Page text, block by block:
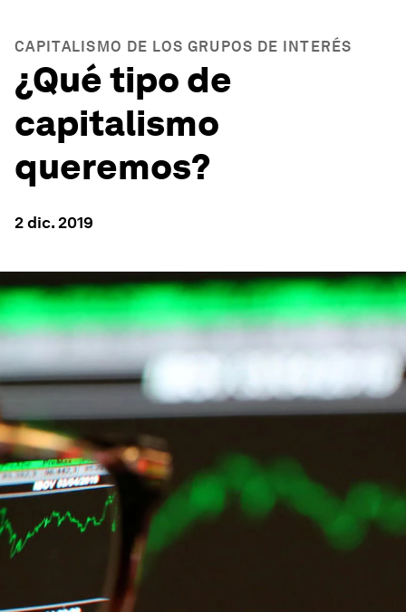
CAPITALISMO DE LOS GRUPOS DE INTERÉS
¿Qué tipo de
capitalismo
queremos?
2 dic. 2019